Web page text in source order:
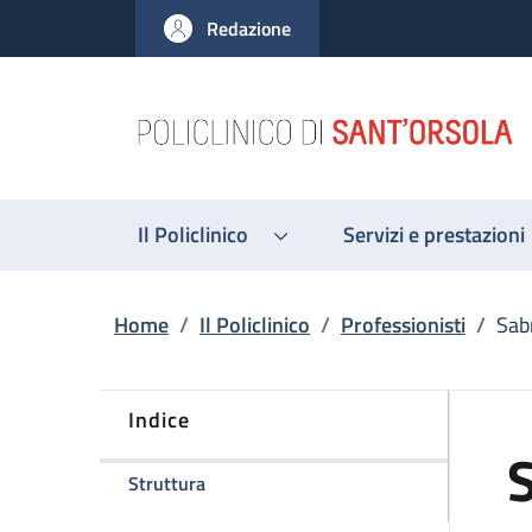
al contenuto principale
to footer content
Redazione
Il Policlinico Servizi e prestazioni
Briciole di pane
Home / Il Policlinico / Professionisti /
Indice
Strutturadella pagina Sabrina Fontana